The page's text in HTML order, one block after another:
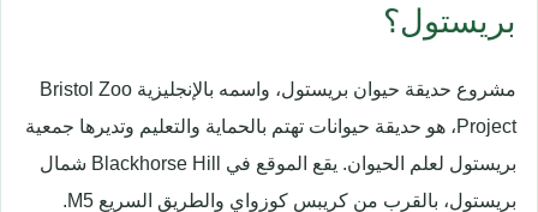
بريستول؟
مشروع حديقة حيوان بريستول، واسمه بالإنجليزية Bristol Zoo
Project، هو حديقة حيوانات تهتم بالحماية والتعليم وتديرها جمعية
بريستول لعلم الحيوان. يقع الموقع في Blackhorse Hill شمال
بريستول، بالقرب من كريبس كوزواي والطريق السريع M5.